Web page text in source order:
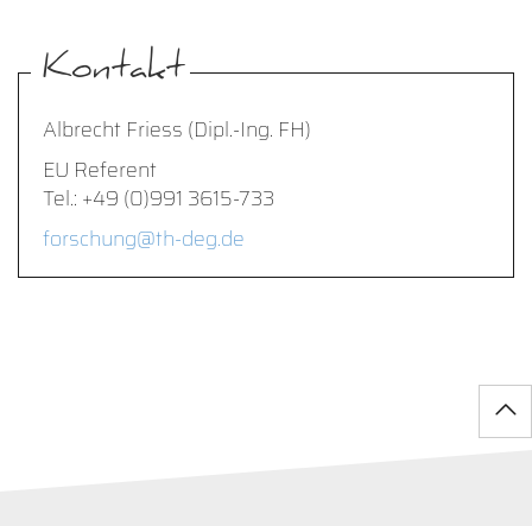
Kontakt
Albrecht Friess (Dipl.-Ing. FH)
EU Referent
Tel.: +49 (0)991 3615-733
forschung@th-deg.de